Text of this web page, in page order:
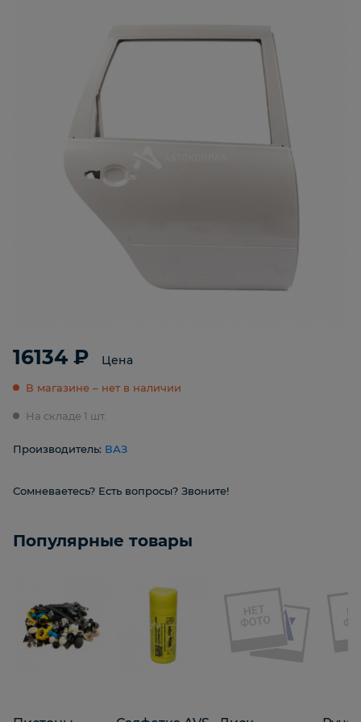
16134 ₽ Цена
В магазине – нет в наличии
На складе 1 шт.
Производитель: ВАЗ
Сомневаетесь? Есть вопросы? Звоните!
Популярные товары